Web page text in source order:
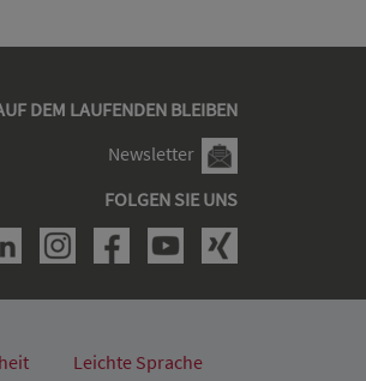
DEM LAUFENDEN BLEIBEN
Newsletter
FOLGEN SIE UNS
Leichte Sprache